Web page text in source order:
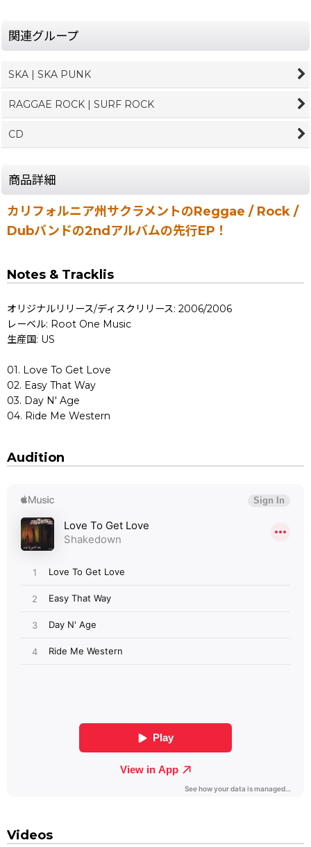
関連グループ
SKA | SKA PUNK
RAGGAE ROCK | SURF ROCK
CD
商品詳細
カリフォルニア州サクラメントのReggae / Rock /
Dubバンドの2ndアルバムの先行EP！
Notes & Tracklis
オリジナルリリース/ディスクリリース: 2006/2006
レーベル: Root One Music
生産国: US
01. Love To Get Love
02. Easy That Way
03. Day N' Age
04. Ride Me Western
Audition
Videos